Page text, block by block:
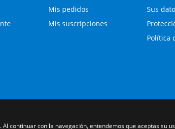
Mis pedidos
Mis suscripciones
Sus
Política
continuar con la navegación, entendemos que aceptas su